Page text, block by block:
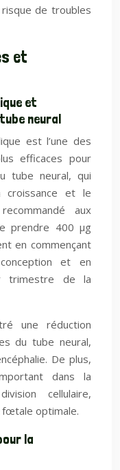
de troubles
et
et
neural
est l’une des
efficaces pour
tube neural, qui
croissance et le
aux
prendre 400 μg
en commençant
et en
trimestre de la
une réduction
du tube neural,
De plus,
dans la
cellulaire,
fœtale optimale.
la